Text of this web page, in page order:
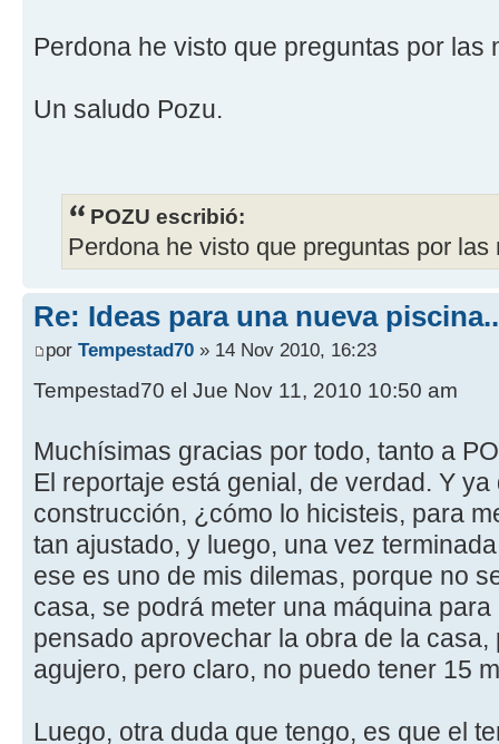
Perdona he visto que preguntas por las
Un saludo Pozu.
POZU escribió:
Perdona he visto que preguntas por
Re: Ideas para una nueva
por Tempestad70 » 14 Nov 2010, 16:23
Tempestad70 el Jue Nov 11, 2010 10:50 am
Muchísimas gracias por todo, tanto a
El reportaje está genial, de verdad. Y
construcción, ¿cómo lo hicisteis, para
tan ajustado, y luego, una vez
ese es uno de mis dilemas, porque no
casa, se podrá meter una máquina
pensado aprovechar la obra de la
agujero, pero claro, no puedo tener 15
Luego, otra duda que tengo, es que el